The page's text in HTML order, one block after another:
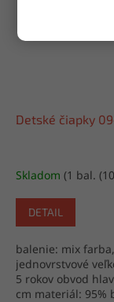
Detské čiapky
Skladom (1 bal.
DETAIL
balenie: mix farba,
jednovrstvové
5 rokov obvod
cm materiál: 95%